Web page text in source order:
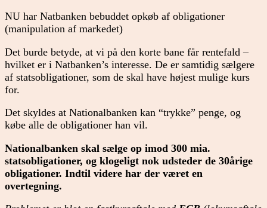
NU har Natbanken bebuddet opkøb af obligationer
(manipulation af markedet)
Det burde betyde, at vi på den korte bane får rentefald –
hvilket er i Natbanken’s interesse. De er samtidig sælgere
af statsobligationer, som de skal have højest mulige kurs
for.
Det skyldes at Nationalbanken kan “trykke” penge, og
købe alle de obligationer han vil.
Nationalbanken skal sælge op imod 300 mia.
statsobligationer, og klogeligt nok udsteder de 30årige
obligationer. Indtil videre har der været en
overtegning.